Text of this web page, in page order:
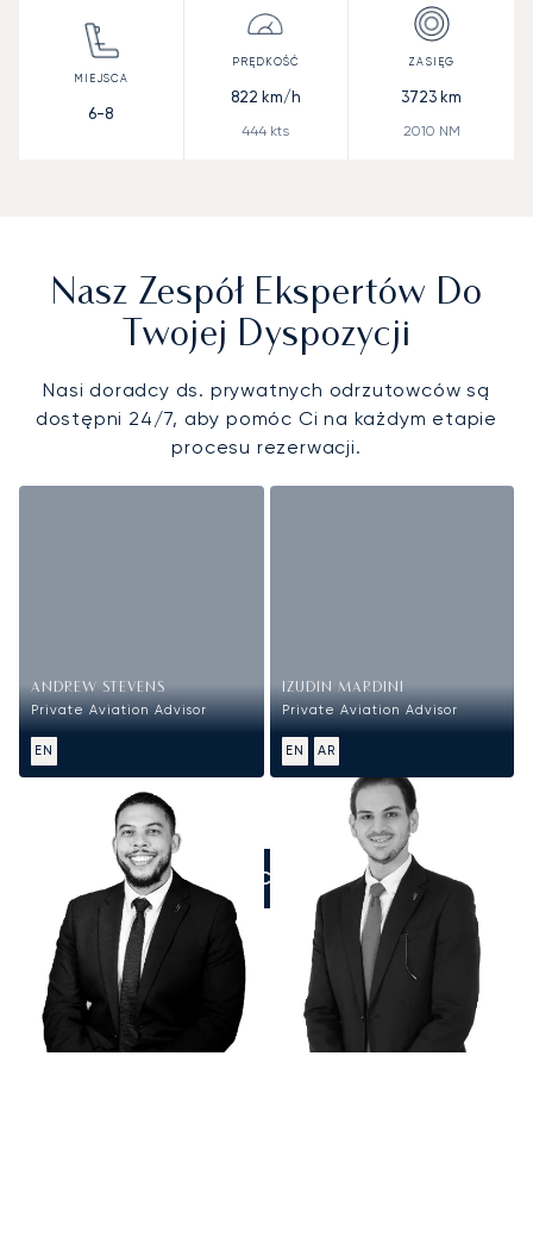
6-8
822 km/h
444 kts
3723 km
2010 NM
Nasz Zespół Ekspertów Do
Twojej Dyspozycji
Nasi doradcy ds. prywatnych odrzutowców są
dostępni 24/7, aby pomóc Ci na każdym etapie
procesu rezerwacji.
ANDREW STEVENS
Private Aviation Advisor
EN
IZUDIN MARDINI
Private Aviation Advisor
EN AR
ZADZWOŃCIE DO NAS